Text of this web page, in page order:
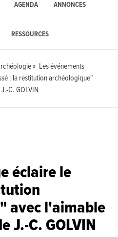
AGENDA ANNONCES
RESSOURCES
Les événements
: la restitution archéologique"
C. GOLVIN
éclaire le
avec l'aimable
J.-C. GOLVIN